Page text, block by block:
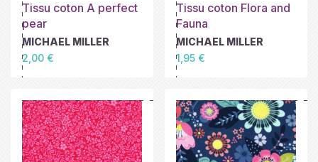
Tissu coton A perfect
pear
MICHAEL MILLER
Prix
2,00 €
Tissu coton Flora and
Fauna
MICHAEL MILLER
Prix
1,95 €